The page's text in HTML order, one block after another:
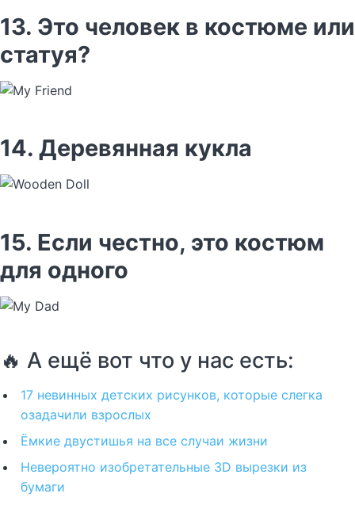
13. Это человек в костюме или
статуя?
14. Деревянная кукла
15. Если честно, это костюм
для одного
🔥 А ещё вот что у нас есть:
17 невинных детских рисунков, которые слегка
озадачили взрослых
Ёмкие двустишья на все случаи жизни
Невероятно изобретательные 3D вырезки из
бумаги